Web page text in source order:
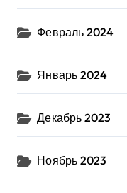
Февраль 2024
Январь 2024
Декабрь 2023
Ноябрь 2023